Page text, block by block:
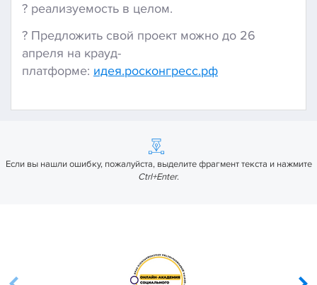
? реализуемость в целом.
? Предложить свой проект можно до 26
апреля на крауд-
платформе: идея.росконгресс.рф
Если вы нашли ошибку, пожалуйста, выделите фрагмент текста и нажмите
Ctrl+Enter.